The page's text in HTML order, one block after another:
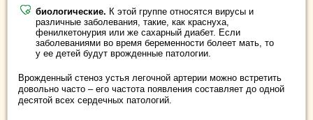
биологические. К этой группе относятся вирусы и
различные заболевания, такие, как краснуха,
фенилкетонурия или же сахарный диабет. Если
заболеваниями во время беременности болеет мать, то
у ее детей будут врожденные патологии.
Врожденный стеноз устья легочной артерии можно встретить
довольно часто – его частота появления составляет до одной
десятой всех сердечных патологий.